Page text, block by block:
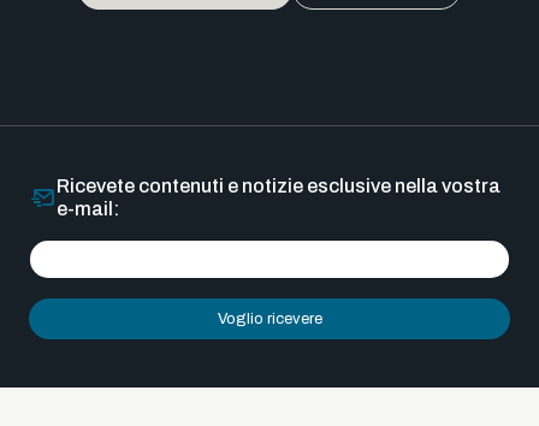
Ricevete contenuti e notizie esclusive nella vostra
e-mail:
Voglio ricevere